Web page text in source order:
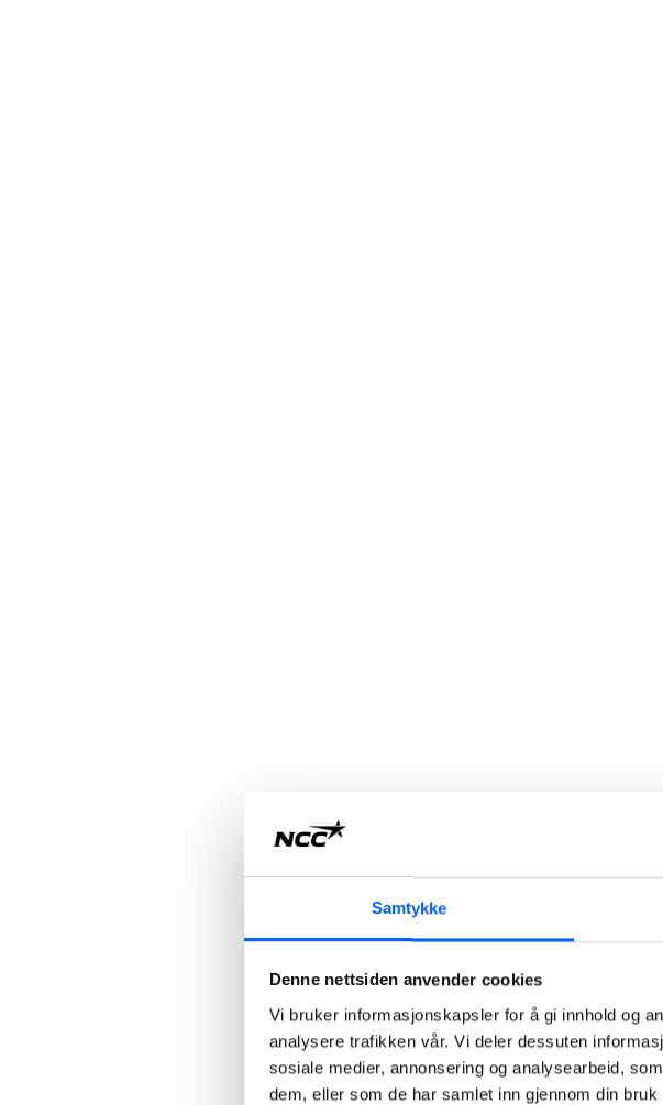
Samtykke
Denne nettsiden anvender cookies
Vi bruker informasjonskapsler for å gi innhold og
analysere trafikken vår. Vi deler dessuten
sosiale medier, annonsering og analysearbeid,
dem, eller som de har samlet inn gjennom din